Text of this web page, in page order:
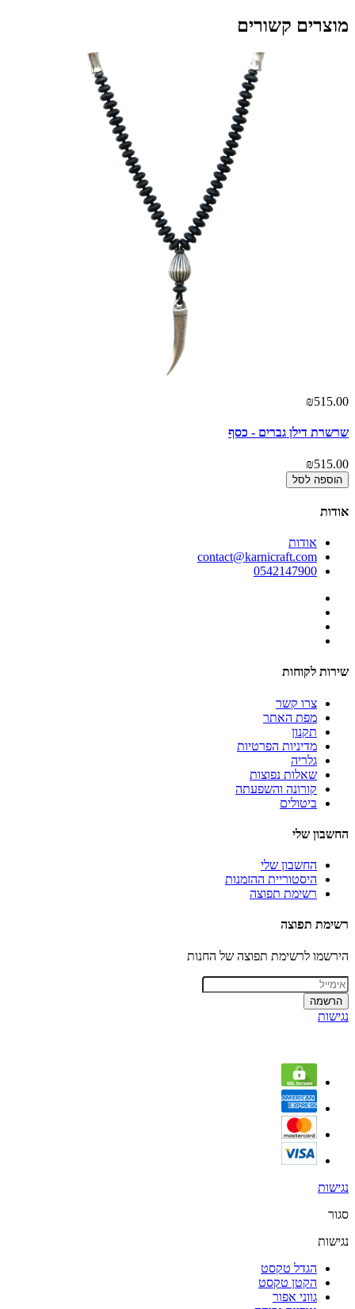
מוצרים קשורים
₪515.00
שרשרת דילן גברים - כסף
₪515.00
הוספה לסל
אודות
אודות
contact@karnicraft.com
0542147900
שירות לקוחות
צרו קשר
מפת האתר
תקנון
מדיניות הפרטיות
גלריה
שאלות נפוצות
קורונה והשפעתה
ביטולים
החשבון שלי
החשבון שלי
היסטוריית ההזמנות
רשימת תפוצה
רשימת תפוצה
הירשמו לרשימת תפוצה של החנות
הרשמה
נגישות
נגישות
סגור
נגישות
הגדל טקסט
הקטן טקסט
גווני אפור